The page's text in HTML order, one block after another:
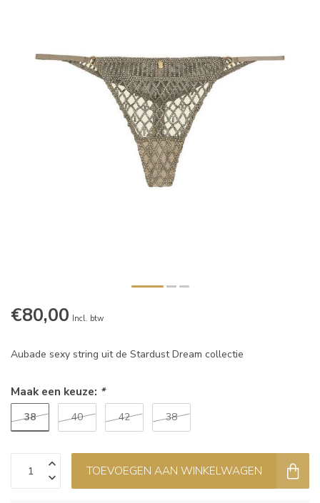
€80,00 Incl. btw
Aubade sexy string uit de Stardust Dream collectie
Maak een keuze: *
38 40 42 38
TOEVOEGEN AAN WINKELWAGEN